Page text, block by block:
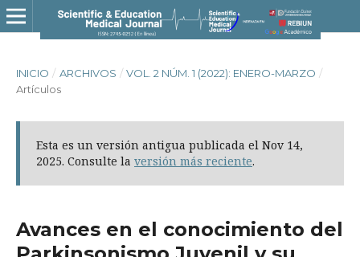
INICIO / ARCHIVOS / VOL. 2 NÚM. 1 (2022): ENERO-MARZO /
Artículos
Esta es un versión antigua publicada el Nov 14,
2025. Consulte la versión más reciente.
Avances en el conocimiento del